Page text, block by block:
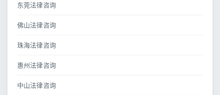
东莞法律咨询
佛山法律咨询
珠海法律咨询
惠州法律咨询
中山法律咨询